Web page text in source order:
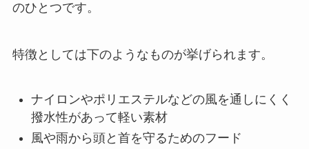
のひとつです。
特徴としては下のようなものが挙げられます。
ナイロンやポリエステルなどの風を通しにくく
撥水性があって軽い素材
風や雨から頭と首を守るためのフード